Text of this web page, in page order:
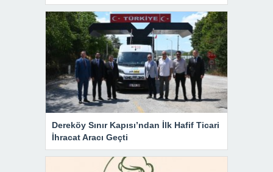
Dereköy Sınır Kapısı’ndan İlk Hafif Ticari
İhracat Aracı Geçti